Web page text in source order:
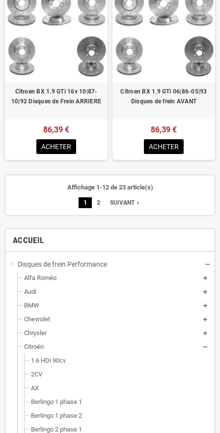
ACCUEIL
Disques de frein Performance
Alfa Roméo
Audi
BMW
Chevrolet
Chrysler
Citroën
1.6 HDi 90cv
2CV
AX
Berlingo 1 phase 1
Berlingo 1 phase 2
Berlingo 2 phase 1
Citroen BX 1.9 GTi 16v 10|87-
10|92 Disques de Frein ARRIERE
86,39 €
ACHETER
Citroen BX 1.9 GTi 06|86-05|93
Disques de frein AVANT
86,39 €
ACHETER
Affichage 1-12 de 23 article(s)
1 2 SUIVANTnavigate_next